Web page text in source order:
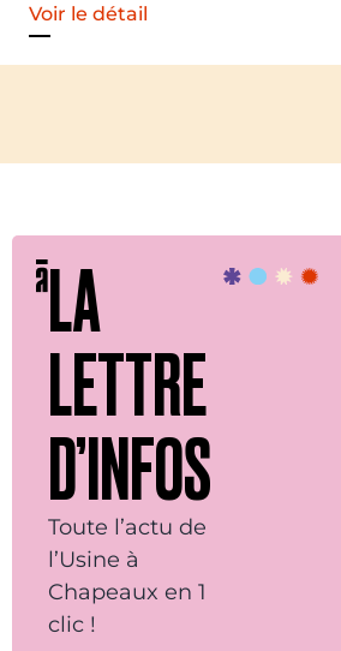
Voir le détail
LA
LETTRE
D’INFOS
Toute l’actu de
l’Usine à
Chapeaux en 1
clic !